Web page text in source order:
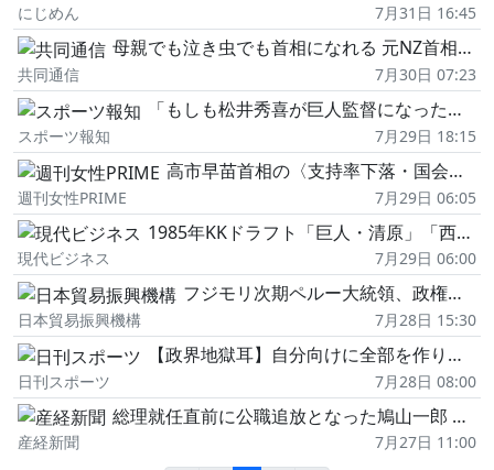
にじめん 7月31日 16:45
母親でも泣き虫でも首相になれる 元NZ首相の希望あふれる回顧録
共同通信 7月30日 07:23
「もしも松井秀喜が巨人監督になったら」 髙橋尚成さんが宮本慎也さんと討論
スポーツ報知 7月29日 18:15
高市早苗首相の〈支持率下落・国会運営への強気発言〉が招いた国民不信、“師匠"安倍晋三元首相から倣えなかった“謙虚さ"の美徳
週刊女性PRIME 7月29日 06:05
1985年KKドラフト「巨人・清原」「西武・桑田」はあり得た…絶対匿名を条件に記者が明かした「もう一つのシナリオ」
現代ビジネス 7月29日 06:00
フジモリ次期ペルー大統領、政権発足に向け
日本貿易振興機構 7月28日 15:30
【政界地獄耳】自分向けに全部を作り変える首相のロ…
日刊スポーツ 7月28日 08:00
総理就任直前に公職追放となった鳩山一郎 和子はGHQの残酷さにうすら寒い思いをする
産経新聞
7月27日 11:00